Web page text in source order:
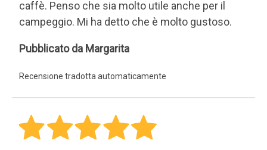
Grande successo
sorpresa molto piacevole